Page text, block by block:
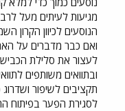
באדיבות רכבת ישראל.
מגיעות לעיתים מעל
הנוסעים לכיוון הקרון
ואם כבר מדברים על
לעצור את סלילת
ובתוואים משותפים
תקציבים לשיפור
לסגירת הפער בפיתוח